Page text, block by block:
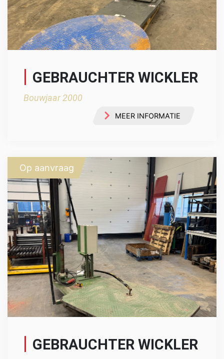
GEBRAUCHTER WICKLER
Bouwjaar 2000
MEER INFORMATIE
Op aanvraag
GEBRAUCHTER WICKLER